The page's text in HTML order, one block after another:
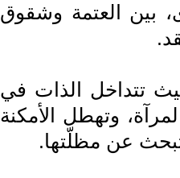
بين العتمة وشقوق
تتداخل الذات في
وتهطل الأمكنة
عن مظلّتها.